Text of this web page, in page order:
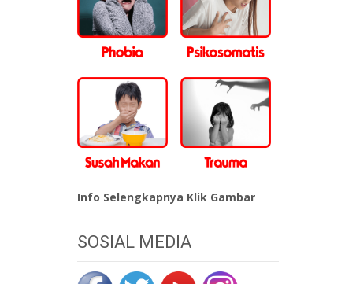
Info Selengkapnya Klik Gambar
SOSIAL MEDIA